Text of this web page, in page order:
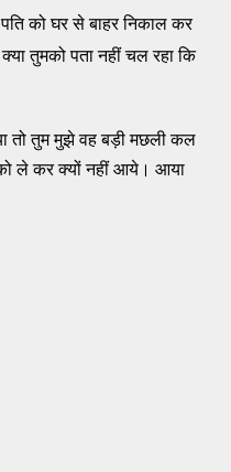
को घर से बाहर निकाल कर
तुमको पता नहीं चल रहा कि
तो तुम मुझे वह बड़ी मछली कल
ले कर क्यों नहीं आये। आया